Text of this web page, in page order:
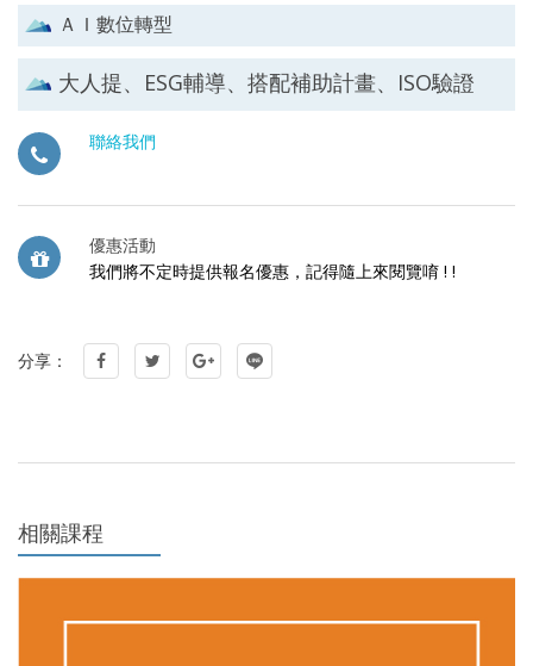
ＡＩ數位轉型
大人提、ESG輔導、搭配補助計畫、ISO驗證
聯絡我們
優惠活動
我們將不定時提供報名優惠，記得隨上來閱覽唷 ! !
分享：
相關課程